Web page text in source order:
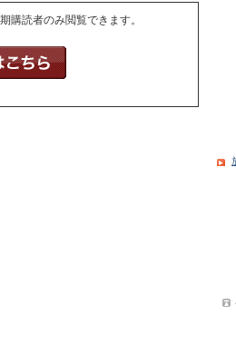
購読者のみ閲覧できます。